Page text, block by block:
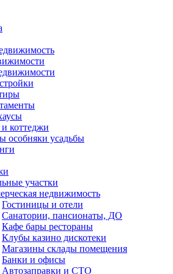
коттеджи
особняки усадьбы
участки
недвижимость
Гостиницы и отели
Санатории, пансионаты, ДО
Кафе бары рестораны
Клубы казино дискотеки
Магазины склады помещения
Банки и офисы
Автозаправки и СТО